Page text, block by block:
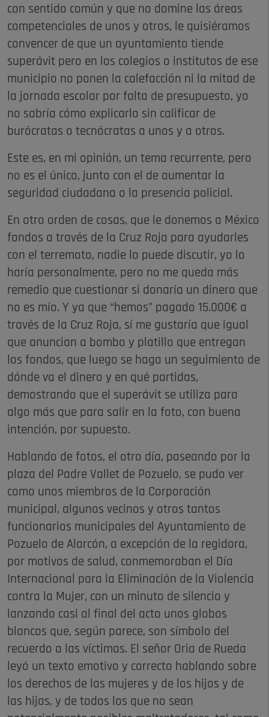
con sentido común y que no domine las áreas
competenciales de unos y otros, le quisiéramos
convencer de que un ayuntamiento tiende
superávit pero en los colegios o institutos de ese
municipio no ponen la calefacción ni la mitad de
la jornada escolar por falta de presupuesto, yo
no sabría cómo explicarlo sin calificar de
burócratas o tecnócratas a unos y a otros.
Este es, en mi opinión, un tema recurrente, pero
no es el único, junto con el de aumentar la
seguridad ciudadana o la presencia policial.
En otro orden de cosas, que le donemos a México
fondos a través de la Cruz Roja para ayudarles
con el terremoto, nadie lo puede discutir, yo lo
haría personalmente, pero no me queda más
remedio que cuestionar si donaría un dinero que
no es mío. Y ya que “hemos” pagado 15.000€ a
través de la Cruz Roja, sí me gustaría que igual
que anuncian a bombo y platillo que entregan
los fondos, que luego se haga un seguimiento de
dónde va el dinero y en qué partidas,
demostrando que el superávit se utiliza para
algo más que para salir en la foto, con buena
intención, por supuesto.
Hablando de fotos, el otro día, paseando por la
plaza del Padre Vallet de Pozuelo, se pudo ver
como unos miembros de la Corporación
municipal, algunos vecinos y otros tantos
funcionarios municipales del Ayuntamiento de
Pozuelo de Alarcón, a excepción de la regidora,
por motivos de salud, conmemoraban el Día
Internacional para la Eliminación de la Violencia
contra la Mujer, con un minuto de silencio y
lanzando casi al final del acto unos globos
blancos que, según parece, son símbolo del
recuerdo a las víctimas. El señor Oria de Rueda
leyó un texto emotivo y correcto hablando sobre
los derechos de las mujeres y de los hijos y de
las hijas, y de todos los que no sean